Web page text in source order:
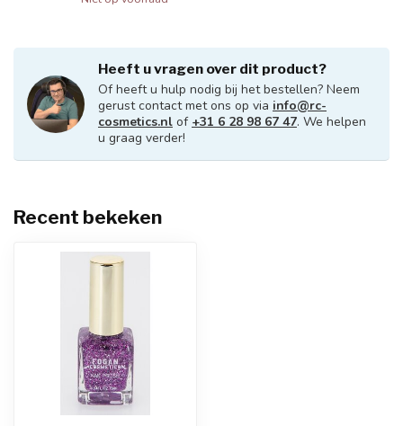
Heeft u vragen over dit product?
Of heeft u hulp nodig bij het bestellen? Neem
gerust contact met ons op via info@rc-
cosmetics.nl of +31 6 28 98 67 47. We helpen
u graag verder!
Recent bekeken